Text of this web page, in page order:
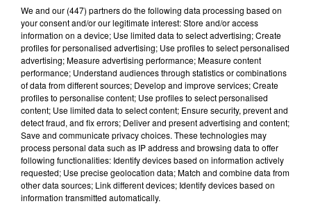
movie theater on September 23, 28 & October 2
to see our favorite sitcom ever on the BIG
SCREEN with never-before-seen bloopers!
(Ticket link in bio - US only) #FRIENDS25
Une publication partagée parFriends(@friends) le 16 Août
Partager son expérience sur les
réseaux sociaux
Pour prouver sonassiduité durant les 25 heures
de "travail", le/la candidat(e) sélectionné(e) devra
raconter son expérience en direct sur Twitter.
We and our (447) partnersdo the following data processing based on
your consent and/or our legitimate interest: Store and/or access
information on a device; Use limited data to select advertising; Create
profiles for personalised advertising; Use profiles to select personalised
advertising; Measure advertising performance; Measure content
performance; Understand audiences through statistics or combinations
of data from different sources; Develop and improve services; Create
profiles to personalise content; Use profiles to select personalised
content; Use limited data to select content; Ensure security, prevent and
detect fraud, and fix errors; Deliver and present advertising and content;
Save and communicate privacy choices. These technologies may
process personal data such as IP address and browsing data to offer
following functionalities: Identify devices based on information actively
requested; Use precise geolocation data; Match and combine data from
other data sources; Link different devices; Identify devices based on
information transmitted automatically.